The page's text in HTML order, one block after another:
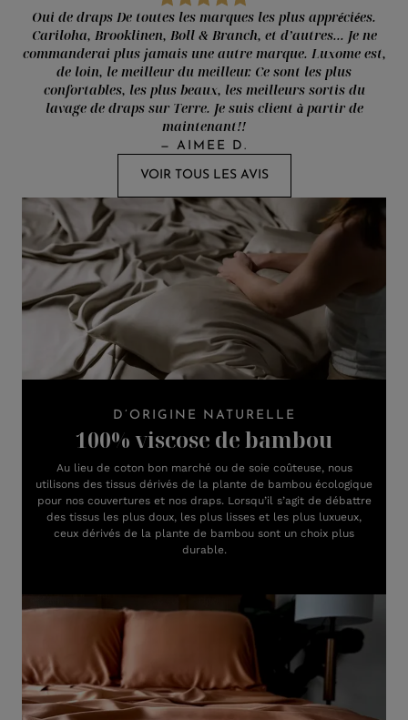
Oui de draps De toutes les marques les plus appréciées.
Cariloha, Brooklinen, Boll & Branch, et d’autres... Je ne
commanderai plus jamais une autre marque. Luxome est,
de loin, le meilleur du meilleur. Ce sont les plus
confortables, les plus beaux, les meilleurs sortis du
lavage de draps sur Terre. Je suis client à partir de
maintenant!!
— AIMEE D.
VOIR TOUS LES AVIS
D’ORIGINE NATURELLE
100% viscose de bambou
Au lieu de coton bon marché ou de soie coûteuse, nous
utilisons des tissus dérivés de la plante de bambou écologique
pour nos couvertures et nos draps. Lorsqu’il s’agit de débattre
des tissus les plus doux, les plus lisses et les plus luxueux,
ceux dérivés de la plante de bambou sont un choix plus
durable.